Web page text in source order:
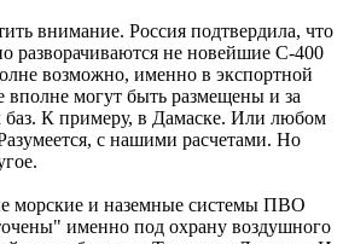
внимание. Россия подтвердила, что
разворачиваются не новейшие С-400
возможно, именно в экспортной
могут быть размещены и за
баз. К примеру, в Дамаске. Или любом
с нашими расчетами. Но
морские и наземные системы ПВО
именно под охрану воздушного